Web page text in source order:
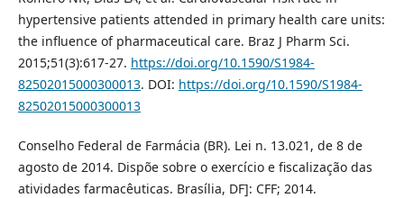
hypertensive patients attended in primary health care units:
the influence of pharmaceutical care. Braz J Pharm Sci.
2015;51(3):617-27. https://doi.org/10.1590/S1984-
82502015000300013. DOI: https://doi.org/10.1590/S1984-
82502015000300013
Conselho Federal de Farmácia (BR). Lei n. 13.021, de 8 de
agosto de 2014. Dispõe sobre o exercício e fiscalização das
atividades farmacêuticas. Brasília, DF]: CFF; 2014.